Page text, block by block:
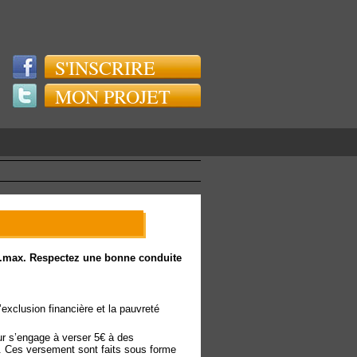
S'INSCRIRE
MON PROJET
Respectez une bonne conduite
financière et la pauvreté
s’engage à verser 5€ à des
Ces versement sont faits sous forme